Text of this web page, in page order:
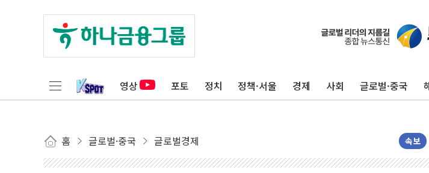
영상 포토 정치 정책·서울 경제 사회 글로벌·중국
홈 글로벌·중국 글로벌경제 속보